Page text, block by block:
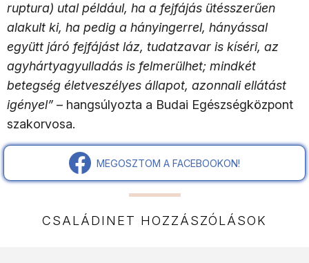
ruptura) utal például, ha a fejfájás ütésszerűen
alakult ki, ha pedig a hányingerrel, hányással
együtt járó fejfájást láz, tudatzavar is kíséri, az
agyhártyagyulladás is felmerülhet; mindkét
betegség életveszélyes állapot, azonnali ellátást
igényel” – hangsúlyozta a Budai Egészségközpont
szakorvosa.
MEGOSZTOM A FACEBOOKON!
CSALÁDINET HOZZÁSZÓLÁSOK